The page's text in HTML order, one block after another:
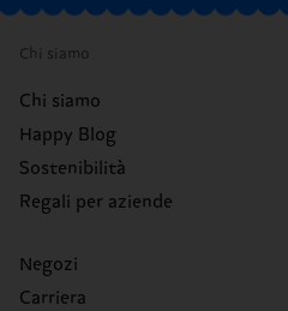
Chi siamo
Chi siamo
Happy Blog
Sostenibilità
Regali per aziende
Negozi
Carriera